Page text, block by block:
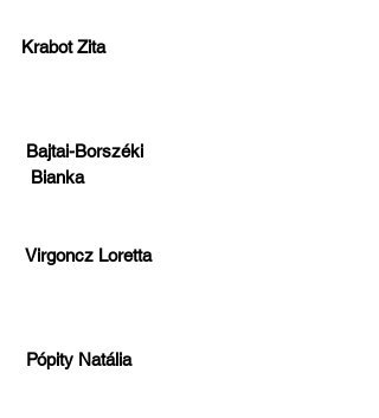
Krabot Zita
Bajtai-Borszéki
Bianka
Virgoncz Loretta
Pópity Natália